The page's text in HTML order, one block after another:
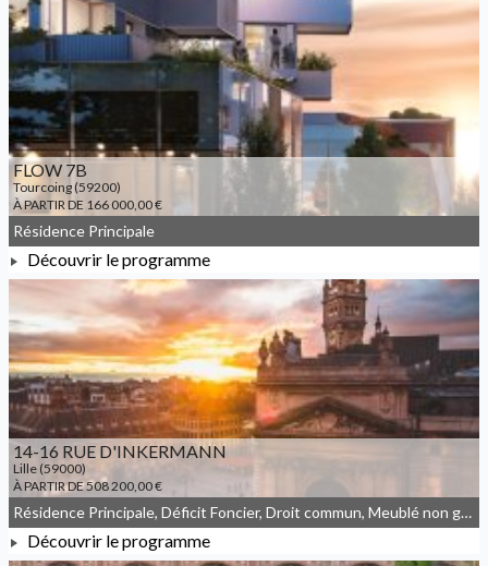
À PARTIR DE 213 264,00 €
FLOW 7B
Tourcoing (59200)
À PARTIR DE 166 000,00 €
À PARTIR DE 166 000,00 €
Résidence Principale
Découvrir le programme
14-16 RUE D'INKERMANN
Lille (59000)
À PARTIR DE 508 200,00 €
Résidence Principale, Déficit Foncier, Droit commun, Meublé non géré
Découvrir le programme